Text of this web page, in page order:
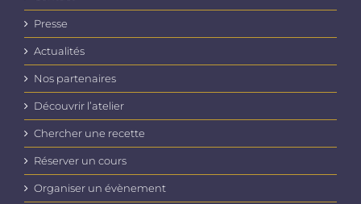
Presse
Actualités
Nos partenaires
Découvrir l’atelier
Chercher une recette
Réserver un cours
Organiser un évènement